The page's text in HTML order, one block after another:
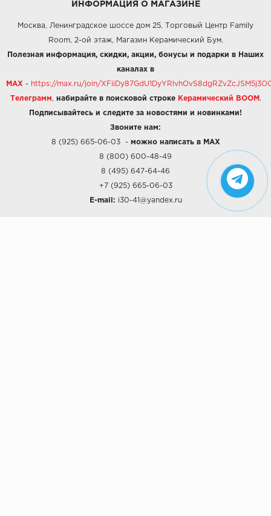
ИНФОРМАЦИЯ О МАГАЗИНЕ
Москва, Ленинградское шоссе дом 25, Торговый Центр Family
Room, 2-ой этаж, Магазин Керамический Бум.
Полезная информация, скидки, акции, бонусы и подарки в Наших
каналах в
MAX - https://max.ru/join/
Телеграмм набирайте в поисковой строке Керамический BOOM .
Подписывайтесь и следите за новостями и новинками!
Звоните нам:
8 (925) 665-06-03- можно написать в MAX
8 (800) 600-48-49
8 (495) 647-64-46
+7 (925) 665-06-03
E-mail: i30-41@yandex.ru